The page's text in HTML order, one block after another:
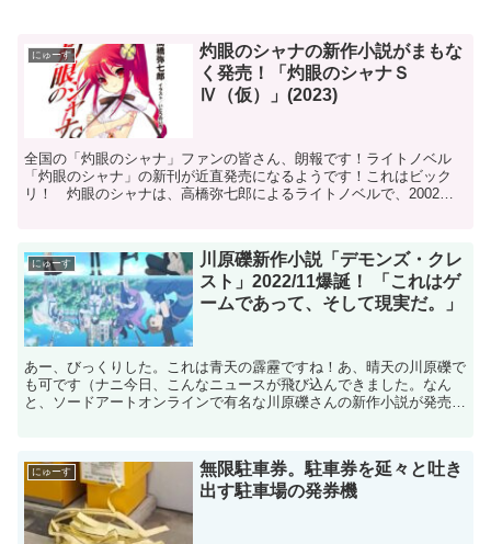
にゅーす
灼眼のシャナの新作小説がまもな
く発売！「灼眼のシャナＳ
Ⅳ（仮）」(2023)
全国の「灼眼のシャナ」ファンの皆さん、朗報です！ライトノベル
「灼眼のシャナ」の新刊が近直発売になるようです！これはビック
リ！ 灼眼のシャナは、高橋弥七郎によるライトノベルで、2002年
にゅーす
川原礫新作小説「デモンズ・クレ
スト」2022/11爆誕！ 「これはゲ
ームであって、そして現実だ。」
あー、びっくりした。これは青天の霹靂ですね！あ、晴天の川原礫で
も可です（ナニ今日、こんなニュースが飛び込んできました。なん
と、ソードアートオンラインで有名な川原礫さんの新作小説が発売に
にゅーす
無限駐車券。駐車券を延々と吐き
出す駐車場の発券機